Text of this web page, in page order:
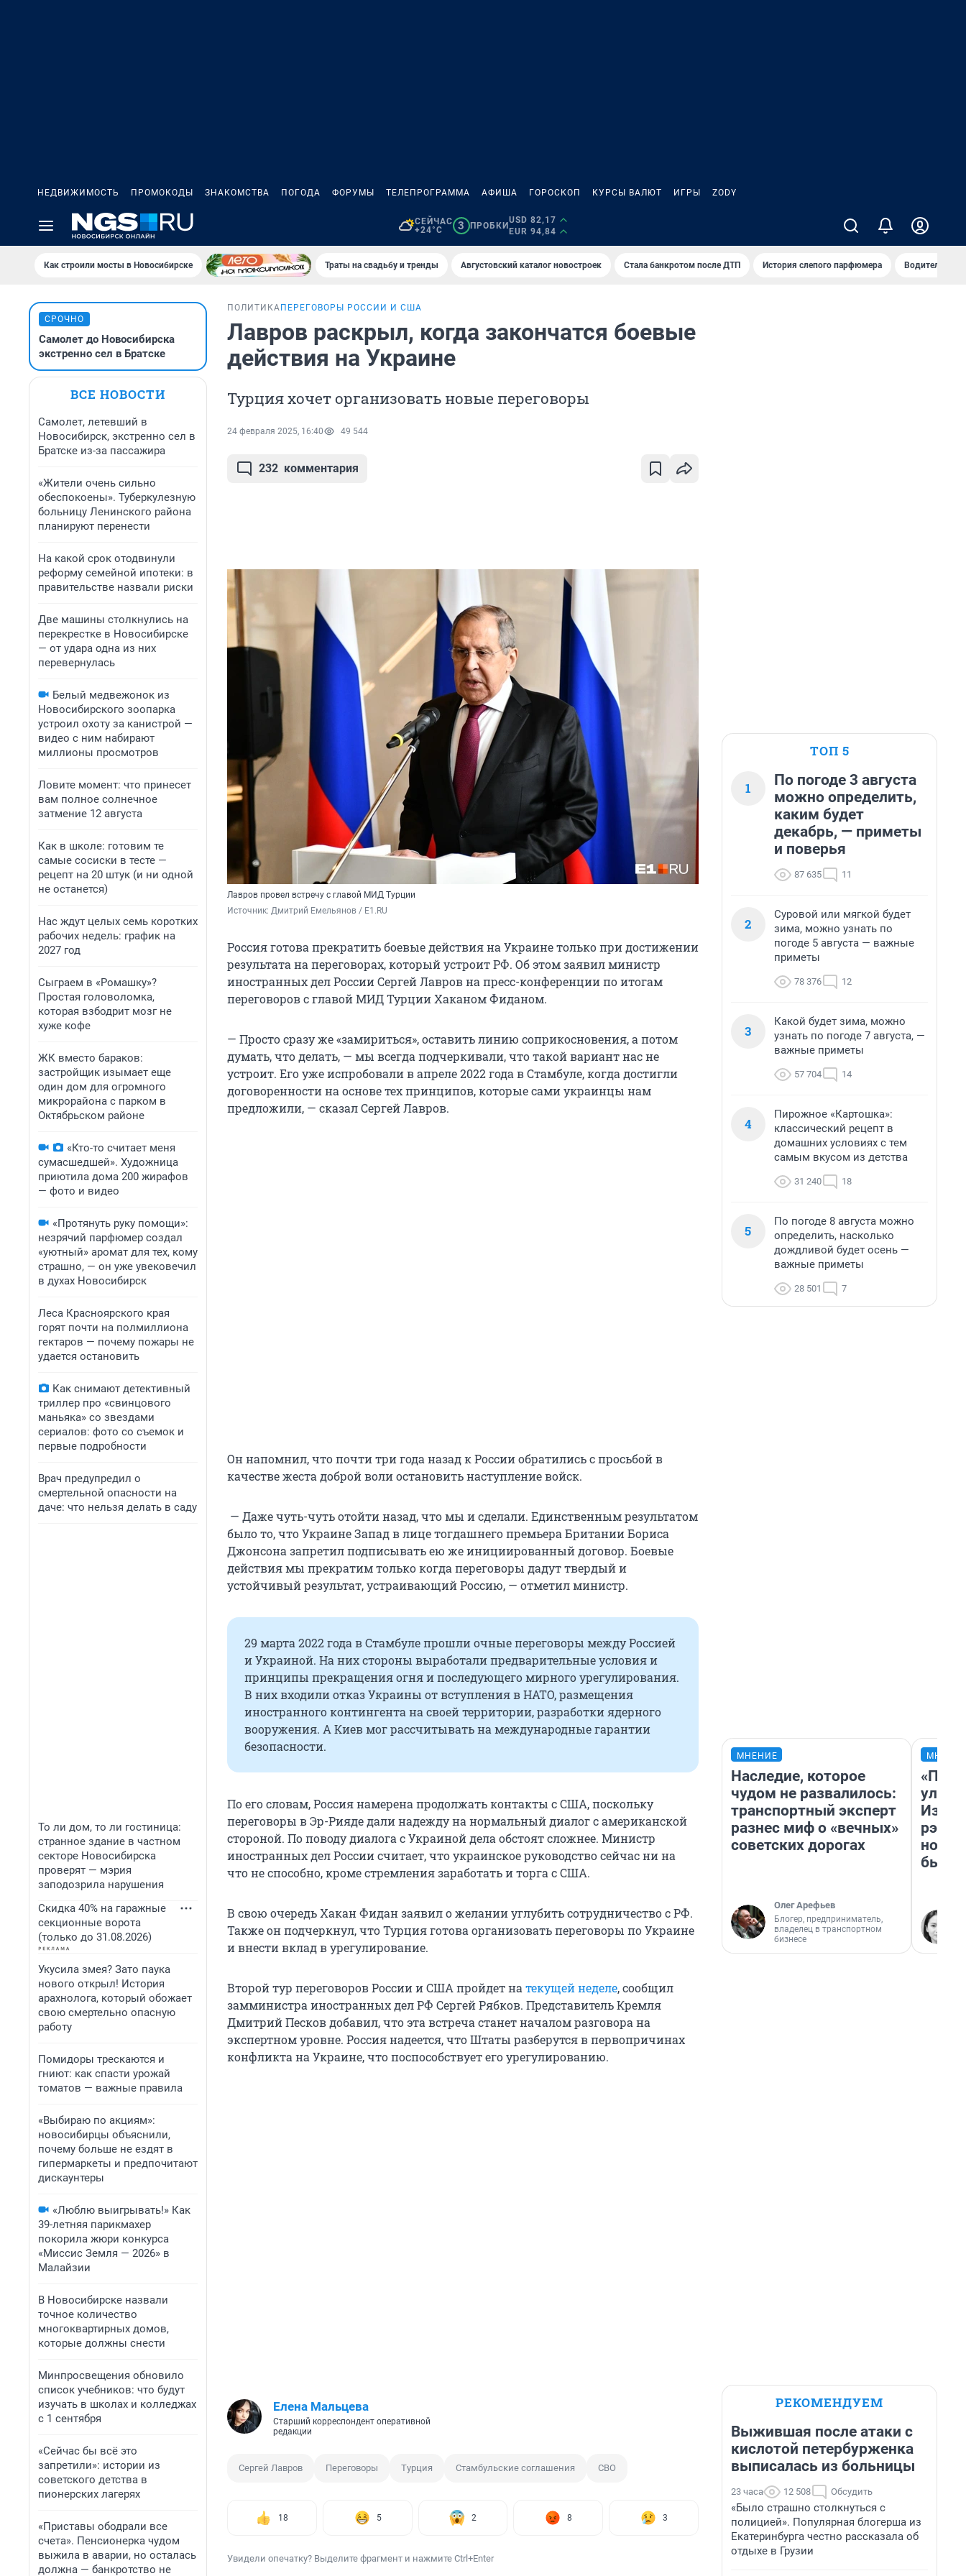
НЕДВИЖИМОСТЬ ПРОМОКОДЫ ЗНАКОМСТВА ПОГОДА ФОРУМЫ ТЕЛЕПРОГРАММА АФИША ГОРОСКОП КУРСЫ ВАЛЮТ ИГРЫ ZODY
СЕЙЧАС
+24°C
3 ПРОБКИ
USD 82,17
EUR 94,84
Как строили мосты в Новосибирске Траты на свадьбу и тренды Августовский каталог новостроек Стала банкротом после ДТП История слепого парфюмера Водители
СРОЧНО
Самолет до Новосибирска
экстренно сел в Братске
ВСЕ НОВОСТИ
Самолет, летевший в
Новосибирск, экстренно сел в
Братске из-за пассажира
«Жители очень сильно
обеспокоены». Туберкулезную
больницу Ленинского района
планируют перенести
На какой срок отодвинули
реформу семейной ипотеки: в
правительстве назвали риски
Две машины столкнулись на
перекрестке в Новосибирске
— от удара одна из них
перевернулась
Белый медвежонок из
Новосибирского зоопарка
устроил охоту за канистрой —
видео с ним набирают
миллионы просмотров
Ловите момент: что принесет
вам полное солнечное
затмение 12 августа
Как в школе: готовим те
самые сосиски в тесте —
рецепт на 20 штук (и ни одной
не останется)
Нас ждут целых семь коротких
рабочих недель: график на
2027 год
Сыграем в «Ромашку»?
Простая головоломка,
которая взбодрит мозг не
хуже кофе
ЖК вместо бараков:
застройщик изымает еще
один дом для огромного
микрорайона с парком в
Октябрьском районе
«Кто-то считает меня
сумасшедшей». Художница
приютила дома 200 жирафов
— фото и видео
«Протянуть руку помощи»:
незрячий парфюмер создал
«уютный» аромат для тех, кому
страшно, — он уже увековечил
в духах Новосибирск
Леса Красноярского края
горят почти на полмиллиона
гектаров — почему пожары не
удается остановить
Как снимают детективный
триллер про «свинцового
маньяка» со звездами
сериалов: фото со съемок и
первые подробности
Врач предупредил о
смертельной опасности на
даче: что нельзя делать в саду
То ли дом, то ли гостиница:
странное здание в частном
секторе Новосибирска
проверят — мэрия
заподозрила нарушения
Скидка 40% на гаражные
секционные ворота
(только до 31.08.2026)
Укусила змея? Зато паука
нового открыл! История
арахнолога, который обожает
свою смертельно опасную
работу
Помидоры трескаются и
гниют: как спасти урожай
томатов — важные правила
«Выбираю по акциям»:
новосибирцы объяснили,
почему больше не ездят в
гипермаркеты и предпочитают
дискаунтеры
«Люблю выигрывать!» Как
39-летняя парикмахер
покорила жюри конкурса
«Миссис Земля — 2026» в
Малайзии
В Новосибирске назвали
точное количество
многоквартирных домов,
которые должны снести
Минпросвещения обновило
список учебников: что будут
изучать в школах и колледжах
с 1 сентября
«Сейчас бы всё это
запретили»: истории из
советского детства в
пионерских лагерях
«Приставы ободрали все
счета». Пенсионерка чудом
выжила в аварии, но осталась
должна — банкротство не
ПОЛИТИКА ПЕРЕГОВОРЫ РОССИИ И США
Лавров раскрыл, когда закончатся боевые
действия на Украине
Турция хочет организовать новые переговоры
24 февраля 2025, 16:40 49 544
232 комментария
Лавров провел встречу с главой МИД Турции
Источник: Дмитрий Емельянов / E1.RU
Россия готова прекратить боевые действия на Украине только при достижении
результата на переговорах, который устроит РФ. Об этом заявил министр
иностранных дел России Сергей Лавров на пресс-конференции по итогам
переговоров с главой МИД Турции Хаканом Фиданом.
— Просто сразу же «замириться», оставить линию соприкосновения, а потом
думать, что делать, — мы всегда подчеркивали, что такой вариант нас не
устроит. Его уже испробовали в апреле 2022 года в Стамбуле, когда достигли
договоренности на основе тех принципов, которые сами украинцы нам
предложили, — сказал Сергей Лавров.
Он напомнил, что почти три года назад к России обратились с просьбой в
качестве жеста доброй воли остановить наступление войск.
— Даже чуть-чуть отойти назад, что мы и сделали. Единственным результатом
было то, что Украине Запад в лице тогдашнего премьера Британии Бориса
Джонсона запретил подписывать ею же инициированный договор. Боевые
действия мы прекратим только когда переговоры дадут твердый и
устойчивый результат, устраивающий Россию, — отметил министр.
29 марта 2022 года в Стамбуле прошли очные переговоры между Россией
и Украиной. На них стороны выработали предварительные условия и
принципы прекращения огня и последующего мирного урегулирования.
В них входили отказ Украины от вступления в НАТО, размещения
иностранного контингента на своей территории, разработки ядерного
вооружения. А Киев мог рассчитывать на международные гарантии
безопасности.
По его словам, Россия намерена продолжать контакты с США, поскольку
переговоры в Эр-Рияде дали надежду на нормальный диалог с американской
стороной. По поводу диалога с Украиной дела обстоят сложнее. Министр
иностранных дел России считает, что украинское руководство сейчас ни на
что не способно, кроме стремления заработать и торга с США.
В свою очередь Хакан Фидан заявил о желании углубить сотрудничество с РФ.
Также он подчеркнул, что Турция готова организовать переговоры по Украине
и внести вклад в урегулирование.
Второй тур переговоров России и США пройдет на текущей неделе, сообщил
замминистра иностранных дел РФ Сергей Рябков. Представитель Кремля
Дмитрий Песков добавил, что эта встреча станет началом разговора на
экспертном уровне. Россия надеется, что Штаты разберутся в первопричинах
конфликта на Украине, что поспособствует его урегулированию.
Елена Мальцева
Старший корреспондент оперативной
редакции
Сергей Лавров Переговоры Турция Стамбульские соглашения СВО
18 5 2 8 3
Увидели опечатку? Выделите фрагмент и нажмите Ctrl+Enter
ТОП 5
1
По погоде 3 августа
можно определить,
каким будет
декабрь, — приметы
и поверья
87 635 11
2
Суровой или мягкой будет
зима, можно узнать по
погоде 5 августа — важные
приметы
78 376 12
3
Какой будет зима, можно
узнать по погоде 7 августа, —
важные приметы
57 704 14
4
Пирожное «Картошка»:
классический рецепт в
домашних условиях с тем
самым вкусом из детства
31 240 18
5
По погоде 8 августа можно
определить, насколько
дождливой будет осень —
важные приметы
28 501 7
МНЕНИЕ
Наследие, которое
чудом не развалилось:
транспортный эксперт
разнес миф о «вечных»
советских дорогах
Олег Арефьев
Блогер, предприниматель,
владелец в транспортном
бизнесе
было
РЕКОМЕНДУЕМ
Выжившая после атаки с
кислотой петербурженка
выписалась из больницы
23 часа 12 508 Обсудить
«Было страшно столкнуться с
полицией». Популярная блогерша из
Екатеринбурга честно рассказала об
отдыхе в Грузии